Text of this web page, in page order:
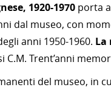
1920-1970 porta
dal museo, con
anni 1950-1960. La
Trent’anni
del museo, in